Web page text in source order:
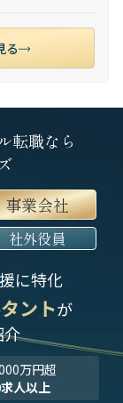
る
転職なら
事業会社
社外役員
に特化
ントが
介
万円超
人以上